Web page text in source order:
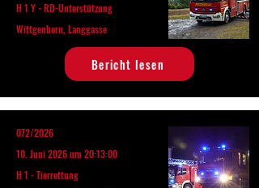
H 1 Y - RD-Unterstützung
Wittgenborn, Langgasse
Bericht lesen
072/2026
10. Juni 2026 um 20:13:00
H 1 - Tierrettung